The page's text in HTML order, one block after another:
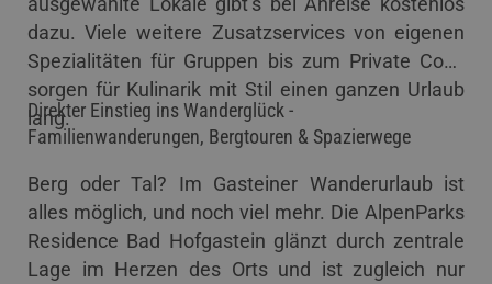
dazu. Viele weitere Zusatzservices von eigenen
Spezialitäten für Gruppen bis zum Private Cook
sorgen für Kulinarik mit Stil einen ganzen Urlaub
lang.
Direkter Einstieg ins Wanderglück -
Familienwanderungen, Bergtouren & Spazierwege
Berg oder Tal? Im Gasteiner Wanderurlaub ist
alles möglich, und noch viel mehr. Die AlpenParks
Residence Bad Hofgastein glänzt durch zentrale
Lage im Herzen des Orts und ist zugleich nur